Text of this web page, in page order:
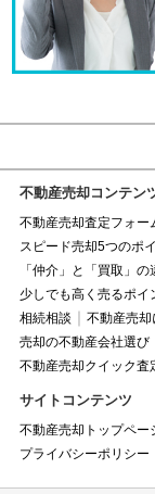
不動産売却コンテン
不動産売却査定フォー
スピード売却5つのポ
「仲介」と「買取」の
少しでも高く売るポイ
相続相談
不動産売却
売却の不動産会社選び
不動産売却クイック査
サイトコンテンツ
不動産売却トップペー
プライバシーポリシー